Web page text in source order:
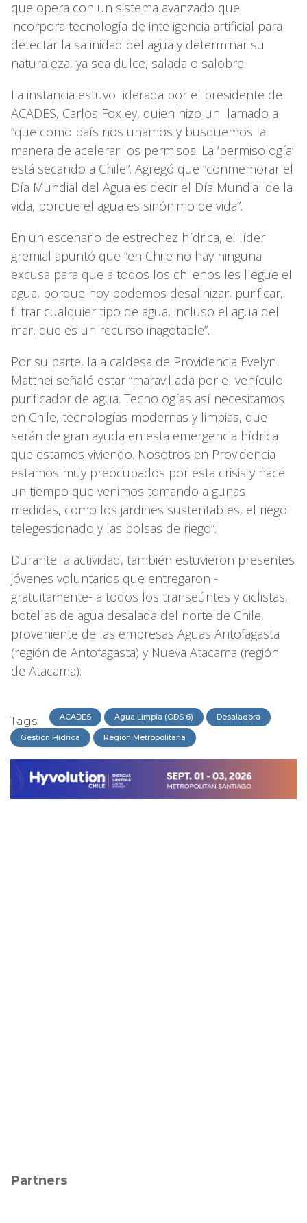
que opera con un sistema avanzado que
incorpora tecnología de inteligencia artificial para
detectar la salinidad del agua y determinar su
naturaleza, ya sea dulce, salada o salobre.
La instancia estuvo liderada por el presidente de
ACADES, Carlos Foxley, quien hizo un llamado a
“que como país nos unamos y busquemos la
manera de acelerar los permisos. La ‘permisología’
está secando a Chile”. Agregó que “conmemorar el
Día Mundial del Agua es decir el Día Mundial de la
vida, porque el agua es sinónimo de vida”.
En un escenario de estrechez hídrica, el líder
gremial apuntó que “en Chile no hay ninguna
excusa para que a todos los chilenos les llegue el
agua, porque hoy podemos desalinizar, purificar,
filtrar cualquier tipo de agua, incluso el agua del
mar, que es un recurso inagotable”.
Por su parte, la alcaldesa de Providencia Evelyn
Matthei señaló estar “maravillada por el vehículo
purificador de agua. Tecnologías así necesitamos
en Chile, tecnologías modernas y limpias, que
serán de gran ayuda en esta emergencia hídrica
que estamos viviendo. Nosotros en Providencia
estamos muy preocupados por esta crisis y hace
un tiempo que venimos tomando algunas
medidas, como los jardines sustentables, el riego
telegestionado y las bolsas de riego”.
Durante la actividad, también estuvieron presentes
jóvenes voluntarios que entregaron -
gratuitamente- a todos los transeúntes y ciclistas,
botellas de agua desalada del norte de Chile,
proveniente de las empresas Aguas Antofagasta
(región de Antofagasta) y Nueva Atacama (región
de Atacama).
Tags: ACADES Agua Limpia (ODS 6) Desaladora
Gestión Hídrica Región Metropolitana
Partners